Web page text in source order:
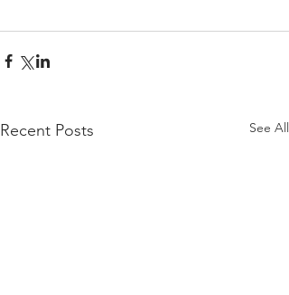
Recent Posts See All